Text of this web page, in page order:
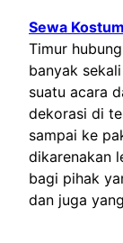
Sewa
Timur
banyak
suatu acara
dekorasi di
sampai ke
dikarenakan
bagi pihak
dan juga